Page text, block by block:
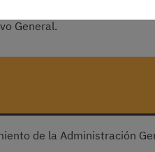
Pública y Derecho
General.
de la Administración